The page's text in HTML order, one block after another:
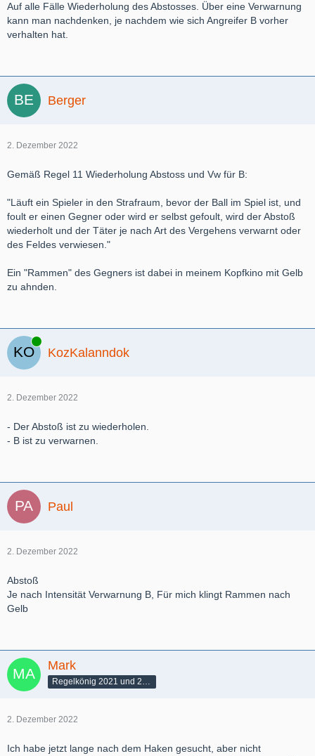
Auf alle Fälle Wiederholung des Abstosses. Über eine Verwarnung
kann man nachdenken, je nachdem wie sich Angreifer B vorher
verhalten hat.
Berger
2. Dezember 2022
Gemäß Regel 11 Wiederholung Abstoss und Vw für B:
"Läuft ein Spieler in den Strafraum, bevor der Ball im Spiel ist, und
foult er einen Gegner oder wird er selbst gefoult, wird der Abstoß
wiederholt und der Täter je nach Art des Vergehens verwarnt oder
des Feldes verwiesen."
Ein "Rammen" des Gegners ist dabei in meinem Kopfkino mit Gelb
zu ahnden.
Online
KozKalanndok
2. Dezember 2022
- Der Abstoß ist zu wiederholen.
- B ist zu verwarnen.
Paul
2. Dezember 2022
Abstoß
Je nach Intensität Verwarnung B, Für mich klingt Rammen nach
Gelb
Mark
2. Dezember 2022
Ich habe jetzt lange nach dem Haken gesucht, aber nicht